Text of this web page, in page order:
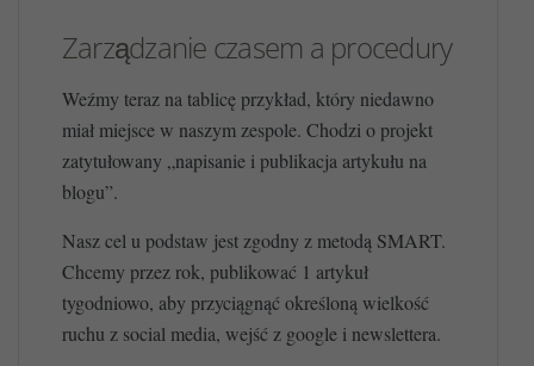
Zarządzanie czasem a procedury
Weźmy teraz na tablicę przykład, który niedawno
miał miejsce w naszym zespole. Chodzi o projekt
zatytułowany „napisanie i publikacja artykułu na
blogu”.
Nasz cel u podstaw jest zgodny z metodą SMART.
Chcemy przez rok, publikować 1 artykuł
tygodniowo, aby przyciągnąć określoną wielkość
ruchu z social media, wejść z google i newslettera.